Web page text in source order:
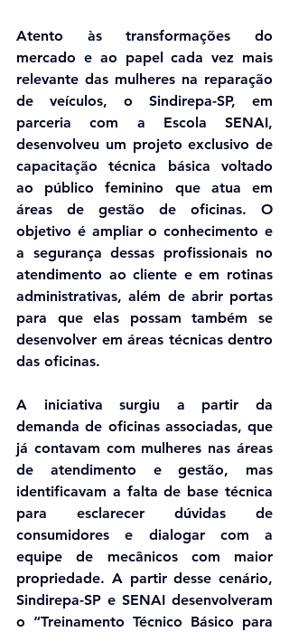
Atento às transformações do
mercado e ao papel cada vez mais
relevante das mulheres na reparação
de veículos, o Sindirepa-SP, em
parceria com a Escola SENAI,
desenvolveu um projeto exclusivo de
capacitação técnica básica voltado
ao público feminino que atua em
áreas de gestão de oficinas. O
objetivo é ampliar o conhecimento e
a segurança dessas profissionais no
atendimento ao cliente e em rotinas
administrativas, além de abrir portas
para que elas possam também se
desenvolver em áreas técnicas dentro
das oficinas.
A iniciativa surgiu a partir da
demanda de oficinas associadas, que
já contavam com mulheres nas áreas
de atendimento e gestão, mas
identificavam a falta de base técnica
para esclarecer dúvidas de
consumidores e dialogar com a
equipe de mecânicos com maior
propriedade. A partir desse cenário,
Sindirepa-SP e SENAI desenvolveram
o “Treinamento Técnico Básico para